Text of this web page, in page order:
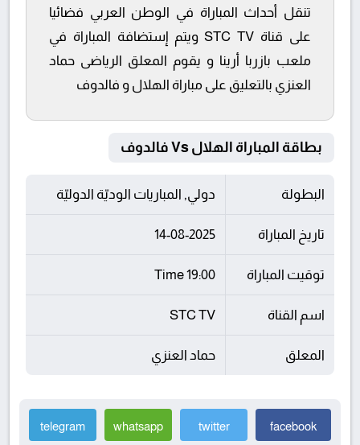
تنقل أحداث المباراة في الوطن العربي فضائيا
على قناة STC TV ويتم إستضافة المباراة في
ملعب بازربا أرينا و يقوم المعلق الرياضى حماد
العنزي بالتعليق على مباراة الهلال و فالدوف
بطاقة المباراة الهلال Vs فالدوف
البطولة دولي, المباريات الوديّة الدوليّة
تاريخ المباراة 14-08-2025
توقيت المباراة 19:00 Time
اسم القناة STC TV
المعلق حماد العنزي
facebook
twitter
whatsapp
telegram